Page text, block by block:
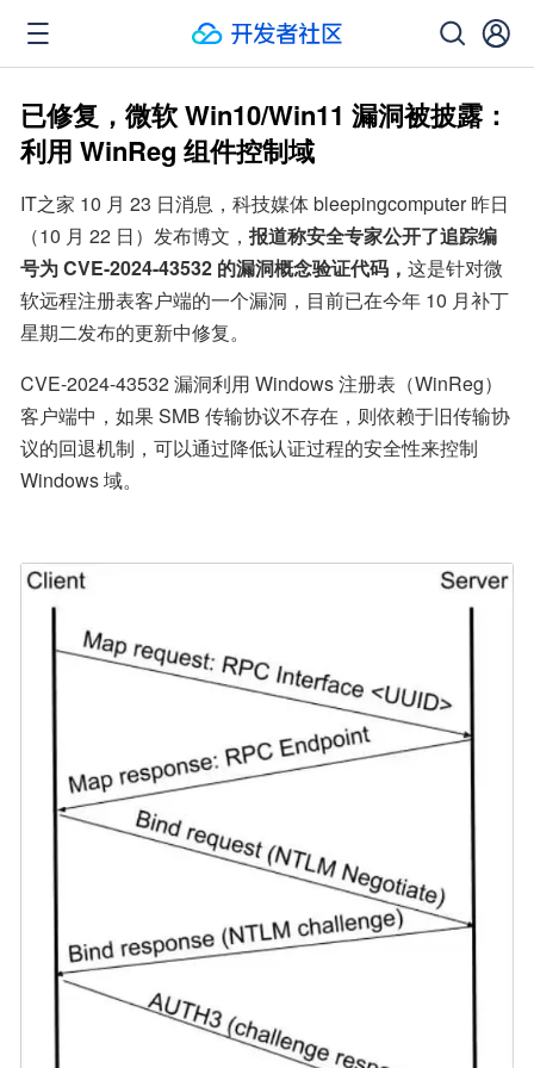
已修复，微软 Win10/Win11 漏洞被披露：
利用 WinReg 组件控制域
IT之家 10 月 23 日消息，科技媒体 bleepingcomputer 昨日
（10 月 22 日）发布博文， 报道称安全专家公开了追踪编
号为 CVE-2024-43532 的漏洞概念验证代码， 这是针对微
软远程注册表客户端的一个漏洞，目前已在今年 10 月补丁
星期二发布的更新中修复。
CVE-2024-43532 漏洞利用 Windows 注册表（WinReg）
客户端中，如果 SMB 传输协议不存在，则依赖于旧传输协
议的回退机制，可以通过降低认证过程的安全性来控制
Windows 域。